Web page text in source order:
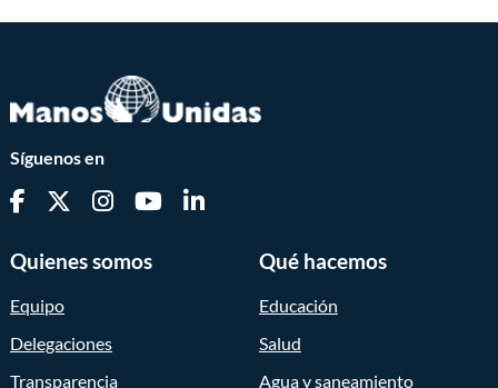
Síguenos en
Quienes somos
Equipo
Delegaciones
Transparencia
Qué hacemos
Educación
Salud
Agua y saneamiento